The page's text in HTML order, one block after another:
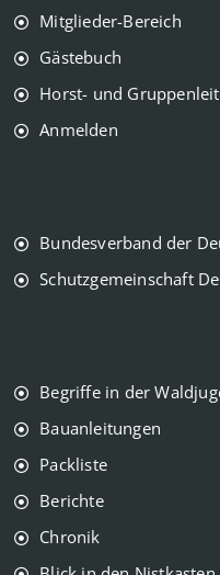
Mitglieder-Bereich
Gästebuch
Horst- und
Anmelden
Bundesverband der
Schutzgemeinschaft
Begriffe in der
Bauanleitungen
Packliste
Berichte
Chronik